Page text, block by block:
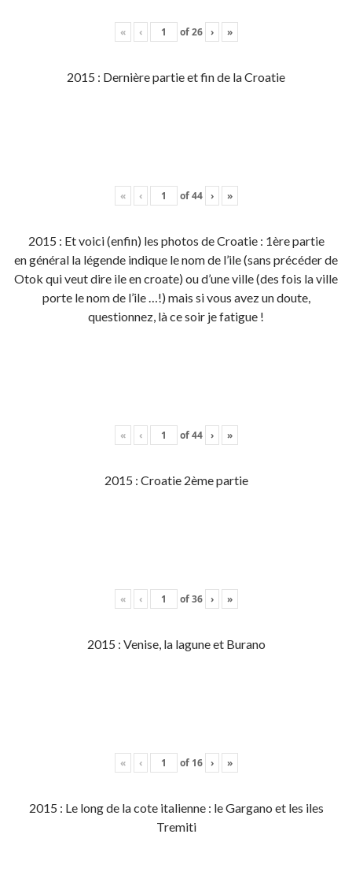
« ‹ of26 › »
2015 : Dernière partie et fin de la Croatie
« ‹ of44 › »
2015 : Et voici (enfin) les photos de Croatie : 1ère partie
en général la légende indique le nom de l’ile (sans précéder de
Otok qui veut dire ile en croate) ou d’une ville (des fois la ville
porte le nom de l’ile …!) mais si vous avez un doute,
questionnez, là ce soir je fatigue !
« ‹ of44 › »
2015 : Croatie 2ème partie
« ‹ of36 › »
2015 : Venise, la lagune et Burano
« ‹ of 16 › »
2015 : Le long de la cote italienne : le Gargano et les iles
Tremiti